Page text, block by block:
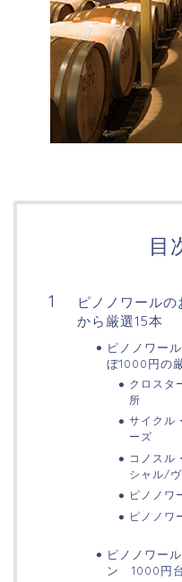
目
ピノノワール
から厳選15本
ピノノワー
ぼ1000円の
クロスタ
所
サイクル
ーズ
コノスル
シャル/
ピノノワ
ピノノワ
ピノノワー
ン 1000円